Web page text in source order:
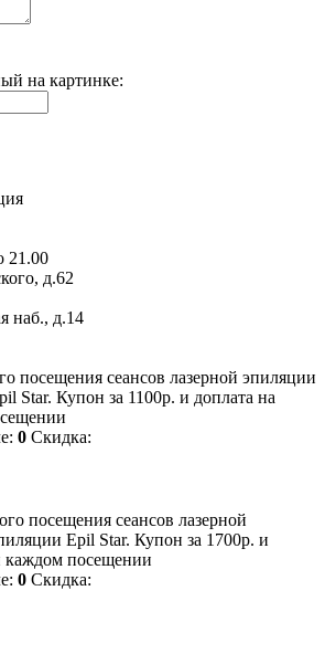
на картинке:
21.00
д.62
наб., д.14
посещения сеансов лазерной эпиляции
Star. Купон за 1100р. и доплата на
0 Скидка:
посещения сеансов лазерной
Epil Star. Купон за 1700р. и
каждом посещении
0 Скидка: